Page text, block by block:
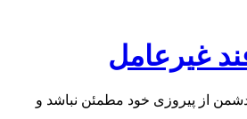
غیرعامل
از پیروزی خود مطمئن نباشد و